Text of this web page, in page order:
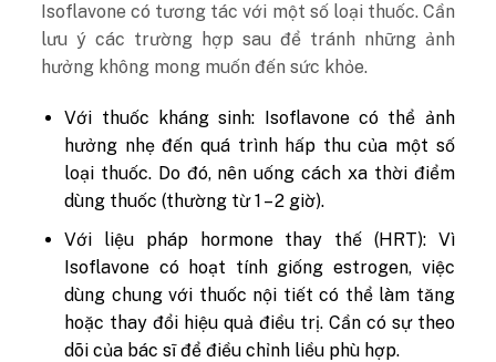
Isoflavone có tương tác với một số loại thuốc. Cần
lưu ý các trường hợp sau để tránh những ảnh
hưởng không mong muốn đến sức khỏe.
Với thuốc kháng sinh: Isoflavone có thể ảnh
hưởng nhẹ đến quá trình hấp thu của một số
loại thuốc. Do đó, nên uống cách xa thời điểm
dùng thuốc (thường từ 1 – 2 giờ).
Với liệu pháp hormone thay thế (HRT): Vì
Isoflavone có hoạt tính giống estrogen, việc
dùng chung với thuốc nội tiết có thể làm tăng
hoặc thay đổi hiệu quả điều trị. Cần có sự theo
dõi của bác sĩ để điều chỉnh liều phù hợp.